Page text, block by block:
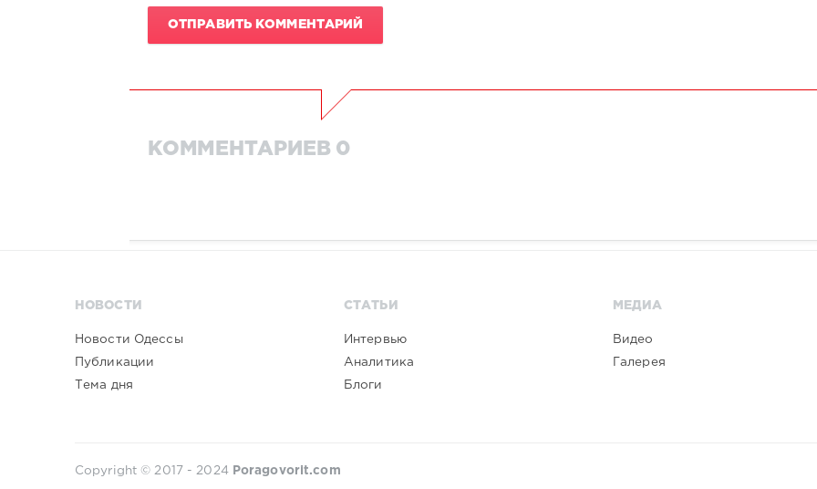
ОТПРАВИТЬ КОММЕНТАРИЙ
КОММЕНТАРИЕВ 0
НОВОСТИ
Новости Одессы
Публикации
Тема дня
СТАТЬИ
Интервью
Аналитика
Блоги
МЕДИА
Видео
Галерея
Copyright © 2017 - 2024 Poragovorit.com